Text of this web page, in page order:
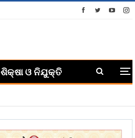
ଶିକ୍ଷା ଓ ନିଯୁକ୍ତି